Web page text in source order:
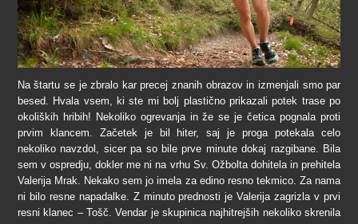
Na štartu se je zbralo kar precej znanih obrazov in izmenjali smo par
besed. Hvala vsem, ki ste mi bolj plastično prikazali potek trase po
okoliških hribih! Nekoliko ogrevanja in že se je četica pognala proti
prvim klancem. Začetek je bil hiter, saj je proga potekala celo
nekoliko navzdol, sicer pa so bile prve minute dokaj razgibane. Bila
sem v ospredju, dokler me ni na vrhu Sv. Ožbolta dohitela in prehitela
Valerija Mrak. Nekako sem jo imela za edino resno tekmico. Za nama
ni bilo resne napadalke. Z minuto prednosti je Valerija zagrizla v prvi
resni klanec – Tošč. Vendar je skupinica najhitrejših nekoliko skrenila